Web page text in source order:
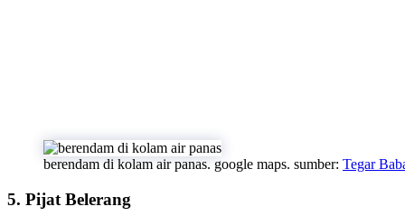
berendam di kolam air panas. google maps. sumber: Tegar
5. Pijat Belerang